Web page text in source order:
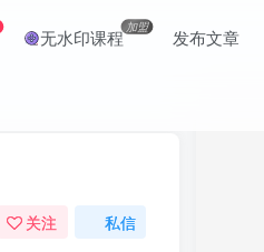
无水印课程 加盟 发布文章
关注 私信